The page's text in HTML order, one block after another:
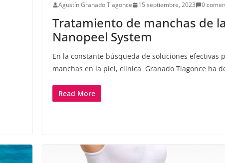
Agustín Granado Tiagonce 15 septiembre, 2023 0
Tratamiento de manchas de
Nanopeel System
En la constante búsqueda de soluciones efectivas
manchas en la piel, clínica Granado Tiagonce ha
Read More